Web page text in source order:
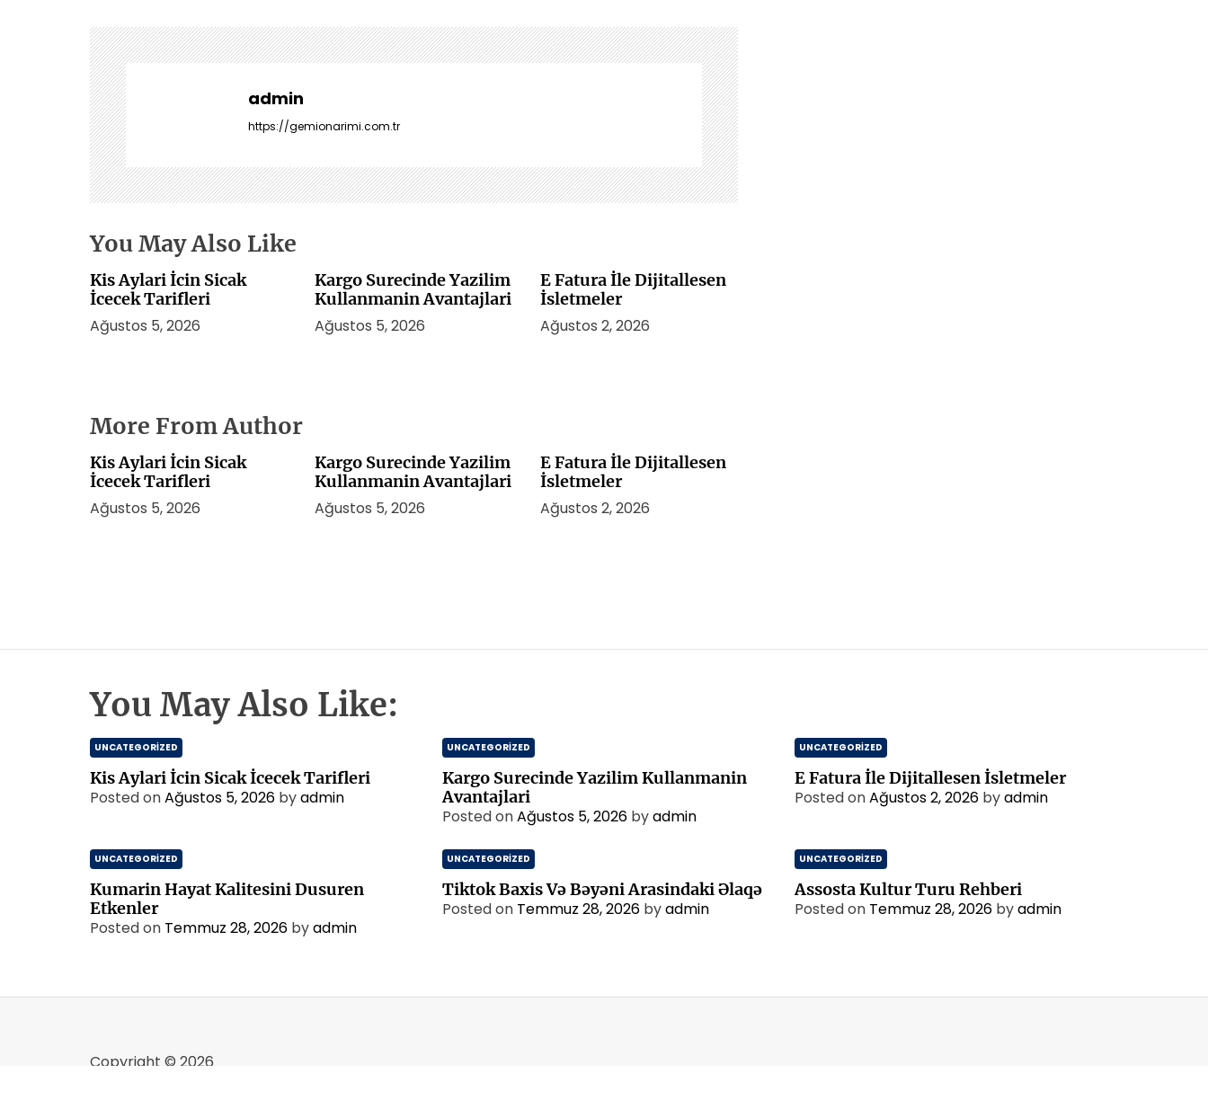
g
e
z
i
n
m
e
s
i
admin
https://gemionarimi.com.tr
You May Also Like
Kis Aylari İcin Sicak
İcecek Tarifleri
Ağustos 5, 2026
Kargo Surecinde Yazilim
Kullanmanin Avantajlari
Ağustos 5, 2026
E Fatura İle Dijitallesen
İsletmeler
Ağustos 2, 2026
More From Author
Kis Aylari İcin Sicak
İcecek Tarifleri
Ağustos 5, 2026
Kargo Surecinde Yazilim
Kullanmanin Avantajlari
Ağustos 5, 2026
E Fatura İle Dijitallesen
İsletmeler
Ağustos 2, 2026
You May Also Like:
UNCATEGORIZED
Kis Aylari İcin Sicak İcecek Tarifleri
Posted onAğustos 5, 2026 byadmin
UNCATEGORIZED
Kargo Surecinde Yazilim Kullanmanin
Avantajlari
Posted onAğustos 5, 2026 byadmin
UNCATEGORIZED
E Fatura İle Dijitallesen İsletmeler
Posted onAğustos 2, 2026 byadmin
UNCATEGORIZED
Kumarin Hayat Kalitesini Dusuren
Etkenler
Posted on Temmuz 28, 2026 byadmin
UNCATEGORIZED
Tiktok Baxis Və Bəyəni Arasindaki Əlaqə
Posted on Temmuz 28, 2026 byadmin
UNCATEGORIZED
Assosta Kultur Turu Rehberi
Posted on Temmuz 28, 2026 byadmin
Copyright © 2026